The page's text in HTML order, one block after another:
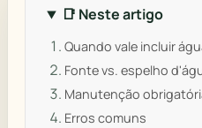
📑 Neste artigo
Quando vale incluir
Fonte vs. espelho
Manutenção
Erros comuns